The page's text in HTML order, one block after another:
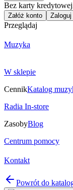
Bez karty
Załóż konto
Przeglądaj
Muzyka
W sklepie
CennikKatalog
Radia In-store
ZasobyBlog
Centrum pomocy
Kontakt
Powrót do